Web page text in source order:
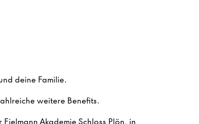
deine Familie.
weitere Benefits.
Akademie Schloss Plön, in